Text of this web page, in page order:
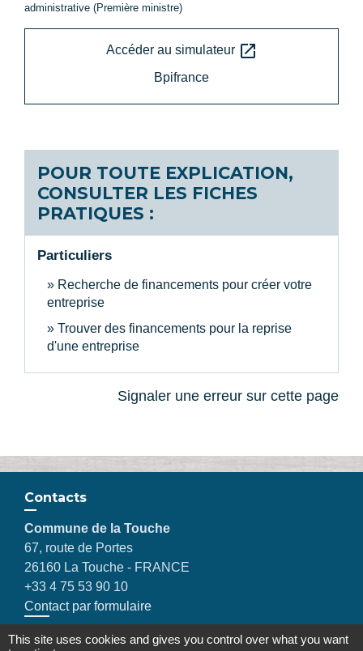
administrative (Première ministre)
Accéder au simulateur open_in_new
Bpifrance
POUR TOUTE EXPLICATION,
CONSULTER LES FICHES
PRATIQUES :
Particuliers
Recherche de financements pour créer votre
entreprise
Trouver des financements pour la reprise
d'une entreprise
Signaler une erreur sur cette page
Contacts
Commune de la Touche
67, route de Portes
26160 La Touche - FRANCE
+33 4 75 53 90 10
Contact par formulaire
This site uses cookies and gives you control over what you want